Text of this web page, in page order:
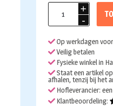
45cm
de
Adelaar
aantal
Op werkdagen
Veilig betalen
Fysieke winkel in
Staat een artikel
afhalen, tenzij bij het
Hofleverancier:
Klantbeoordeling: